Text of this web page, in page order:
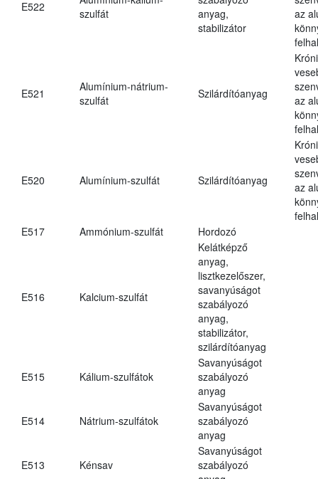
E522
szulfát
anyag,
stabilizátor
az
E521
Alumínium-nátrium-
szulfát
Szilárdítóanyag
az
E520 Alumínium-szulfát Szilárdítóanyag
az
E517
Ammónium-szulfát Hordozó
E516 Kalcium-szulfát
Kelátképző
anyag,
lisztkezelőszer,
savanyúságot
szabályozó
anyag,
stabilizátor,
szilárdítóanyag
E515 Kálium-szulfátok
Savanyúságot
szabályozó
anyag
E514 Nátrium-szulfátok
Savanyúságot
szabályozó
anyag
E513 Kénsav
Savanyúságot
szabályozó